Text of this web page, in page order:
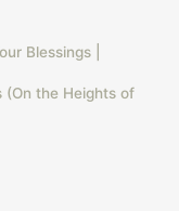
Blessings |
(On the Heights of